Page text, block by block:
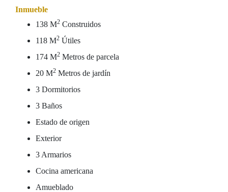
Inmueble
138 M2 Construidos
118 M2 Útiles
174 M2 Metros de parcela
20 M2 Metros de jardín
3 Dormitorios
3 Baños
Estado de origen
Exterior
3 Armarios
Cocina americana
Amueblado